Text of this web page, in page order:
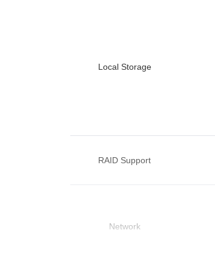
Local Storage
RAID Support
Network